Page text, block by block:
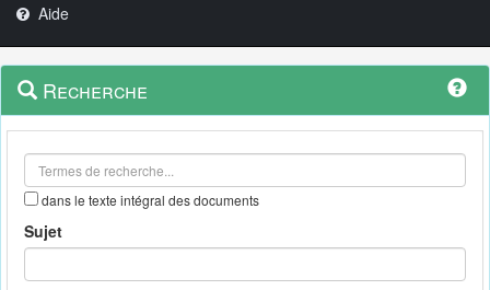
Aide
Navigation
outils
Menu
contextuel
Recherche
dans le texte intégral des documents
Sujet